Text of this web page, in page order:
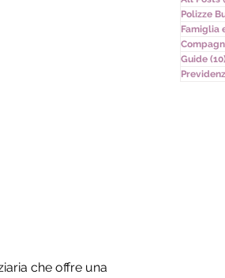
che offre una
Polizze
Famiglia
Guide